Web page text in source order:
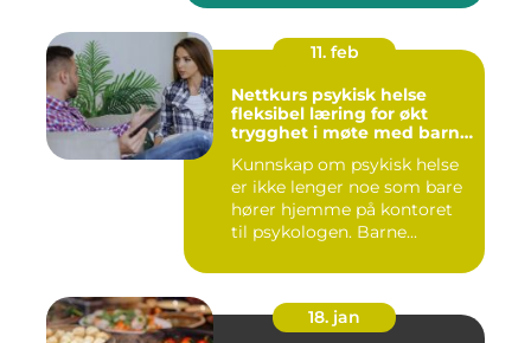
11. feb
Nettkurs psykisk helse
fleksibel læring for økt
trygghet i møte med barn
Kunnskap om psykisk helse
er ikke lenger noe som bare
hører hjemme på kontoret
til psykologen. Barne...
18. jan